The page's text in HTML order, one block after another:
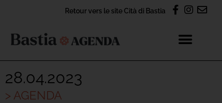
Retour vers le site Cità di Bastia
28.04.2023
> AGENDA